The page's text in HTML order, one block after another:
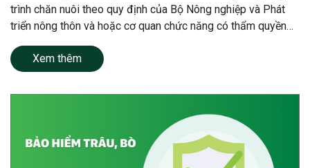
trình chăn nuôi theo quy định của Bộ Nông nghiệp và Phát
triển nông thôn và hoặc cơ quan chức năng có thẩm quyền
tại địa phương
Xem thêm